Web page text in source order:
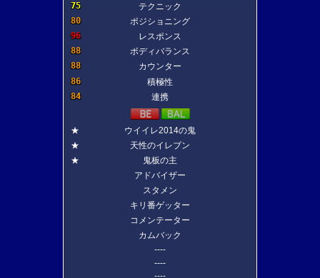
75
テクニック
80
ポジショニング
96
レスポンス
88
ボディバランス
88
カウンター
86
積極性
84
連携
★
ウイイレ2014の鬼
★
天性のイレブン
★
鬼板の主
アドバイザー
スタメン
キリ番ゲッター
コメンテーター
カムバック
----
----
----